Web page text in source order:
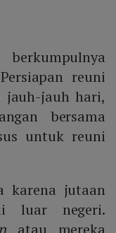
reuni
jauh-jauh hari,
bersama
untuk reuni
karena jutaan
luar negeri.